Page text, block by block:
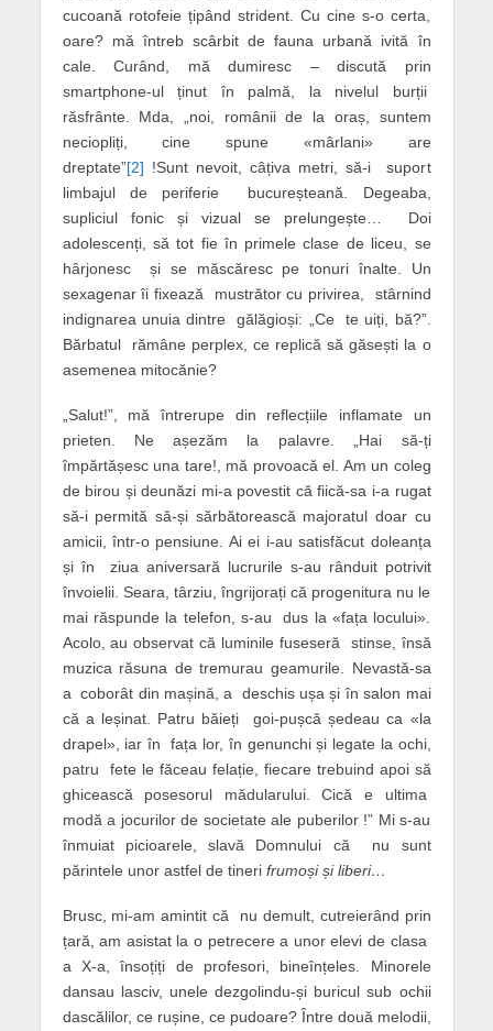
cucoană rotofeie țipând strident. Cu cine s-o certa,
oare? mă întreb scârbit de fauna urbană ivită în
cale. Curând, mă dumiresc – discută prin
smartphone-ul ținut în palmă, la nivelul burții
răsfrânte. Mda, „noi, românii de la oraș, suntem
neciopliți, cine spune «mârlani» are
dreptate”[2] !Sunt nevoit, câțiva metri, să-i suport
limbajul de periferie bucureșteană. Degeaba,
supliciul fonic și vizual se prelungește… Doi
adolescenți, să tot fie în primele clase de liceu, se
hârjonesc și se măscăresc pe tonuri înalte. Un
sexagenar îi fixează mustrător cu privirea, stârnind
indignarea unuia dintre gălăgioși: „Ce te uiți, bă?”.
Bărbatul rămâne perplex, ce replică să găsești la o
asemenea mitocănie?
„Salut!”, mă întrerupe din reflecțiile inflamate un
prieten. Ne așezăm la palavre. „Hai să-ți
împărtășesc una tare!, mă provoacă el. Am un coleg
de birou și deunăzi mi-a povestit că fiică-sa i-a rugat
să-i permită să-și sărbătorească majoratul doar cu
amicii, într-o pensiune. Ai ei i-au satisfăcut doleanța
și în ziua aniversară lucrurile s-au rânduit potrivit
învoielii. Seara, târziu, îngrijorați că progenitura nu le
mai răspunde la telefon, s-au dus la «fața locului».
Acolo, au observat că luminile fuseseră stinse, însă
muzica răsuna de tremurau geamurile. Nevastă-sa
a coborât din mașină, a deschis ușa și în salon mai
că a leșinat. Patru băieți goi-pușcă ședeau ca «la
drapel», iar în fața lor, în genunchi și legate la ochi,
patru fete le făceau felație, fiecare trebuind apoi să
ghicească posesorul mădularului. Cică e ultima
modă a jocurilor de societate ale puberilor !” Mi s-au
înmuiat picioarele, slavă Domnului că nu sunt
părintele unor astfel de tineri frumoși și liberi…
Brusc, mi-am amintit că nu demult, cutreierând prin
țară, am asistat la o petrecere a unor elevi de clasa
a X-a, însoțiți de profesori, bineînțeles. Minorele
dansau lasciv, unele dezgolindu-și buricul sub ochii
dascălilor, ce rușine, ce pudoare? Între două melodii,